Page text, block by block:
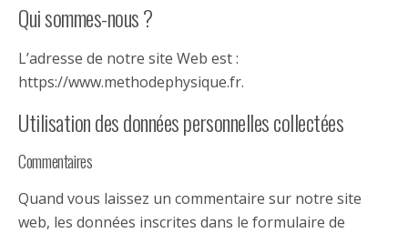
Qui sommes-nous ?
L’adresse de notre site Web est :
https://www.methodephysique.fr.
Utilisation des données personnelles collectées
Commentaires
Quand vous laissez un commentaire sur notre site
web, les données inscrites dans le formulaire de